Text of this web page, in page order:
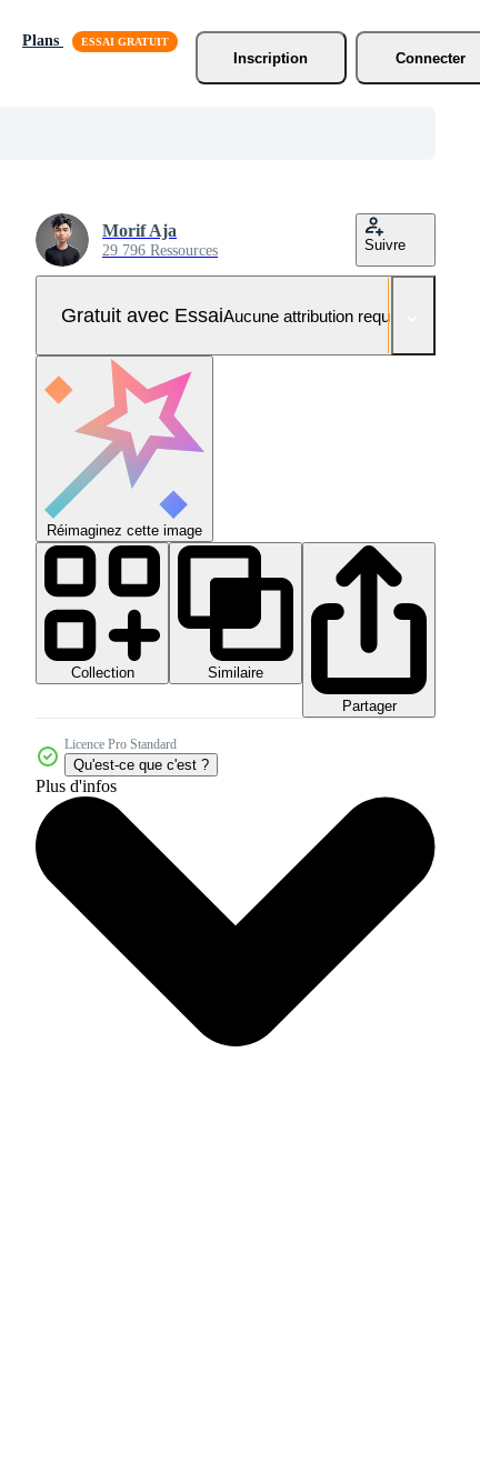
Plans
Inscription
Connecter
Morif Aja
29 796 Ressources Suivre
Gratuit avec EssaiAucune attribution requise
Réimaginez cette image
Collection
Similaire
Partager
Licence Pro Standard
Qu'est-ce que c'est ?
Plus d'infos